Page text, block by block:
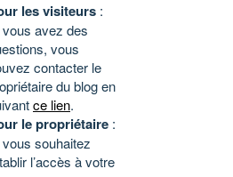
les visiteurs :
avez des
vous
contacter le
du blog en
ce lien.
le propriétaire :
souhaitez
l’accès à votre